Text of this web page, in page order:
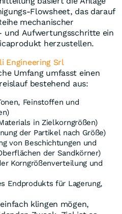
Flowsheet, das darauf
mechanischer
und Aufwertungsschritte ein
herzustellen.
Engineering Srl
Umfang umfasst einen
bestehend aus:
Feinstoffen und
in Zielkorngrößen)
der Partikel nach Größe)
von Beschichtungen und
der Sandkörner)
Korngrößenverteilung und
Endprodukts für Lagerung,
klingen mögen,